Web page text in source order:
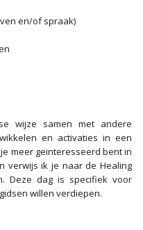
en/of spraak)
wijze samen met andere
en activaties in een
meer geinteresseerd bent in
verwijs ik je naar de Healing
Deze dag is specifiek voor
willen verdiepen.